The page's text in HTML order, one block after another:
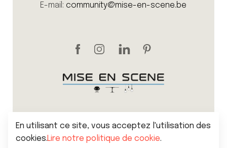
E-mail: community@mise-en-scene.be
En utilisant ce site, vous acceptez l'utilisation des
cookies.Lire notre politique de cookie.